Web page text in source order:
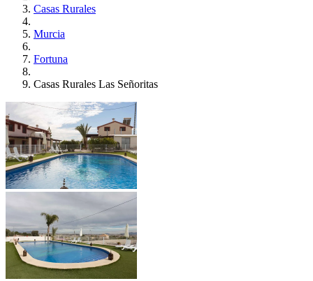
Casas Rurales
Murcia
Fortuna
Casas Rurales Las Señoritas